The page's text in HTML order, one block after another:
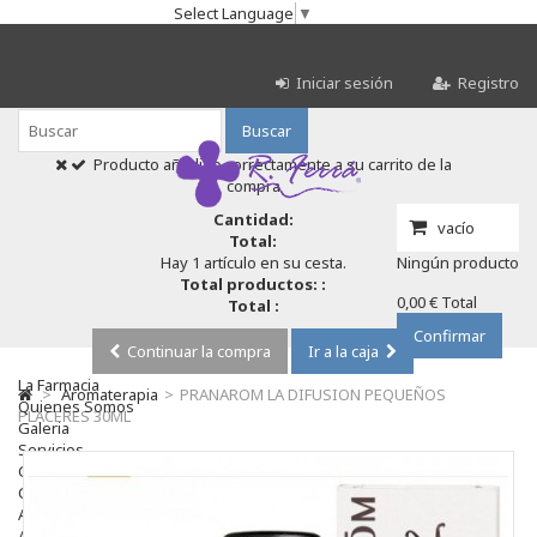
Select Language ▼
Iniciar sesión Registro
Buscar
vacío
Ningún producto
0,00 € Total
Confirmar
Producto añadido correctamente a su carrito de la
compra
Cantidad:
Total:
Hay 1 artículo en su cesta.
Total productos: :
Total :
Continuar la compra
Ir a la caja
La Farmacia
Quienes Somos
Galeria
Servicios
Cosmética
Cosmética Facial
Antiacné
> Aromaterapia > PRANAROM LA DIFUSION PEQUEÑOS
PLACERES 30ML